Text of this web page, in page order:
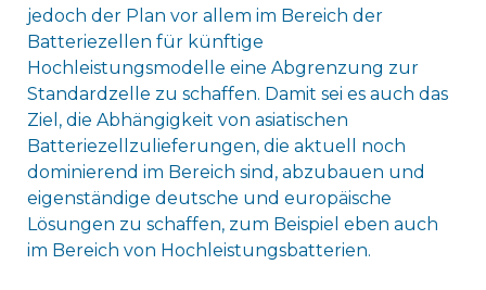
jedoch der Plan vor allem im Bereich der
Batteriezellen für künftige
Hochleistungsmodelle eine Abgrenzung zur
Standardzelle zu schaffen. Damit sei es auch das
Ziel, die Abhängigkeit von asiatischen
Batteriezellzulieferungen, die aktuell noch
dominierend im Bereich sind, abzubauen und
eigenständige deutsche und europäische
Lösungen zu schaffen, zum Beispiel eben auch
im Bereich von Hochleistungsbatterien.